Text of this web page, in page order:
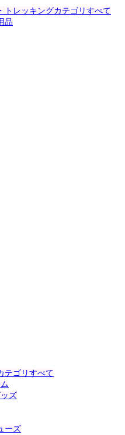
トレッキングカテゴリすべて
品
テゴリすべて
ズ
ーズ